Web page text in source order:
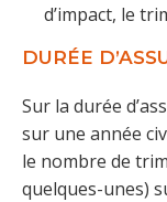
d’impact, le
DURÉE
Sur la durée
sur une année
le nombre de
quelques-unes)